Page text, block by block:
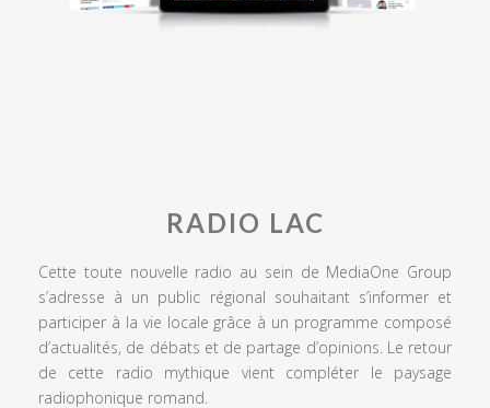
RADIO LAC
Cette toute nouvelle radio au sein de MediaOne Group
s’adresse à un public régional souhaitant s’informer et
participer à la vie locale grâce à un programme composé
d’actualités, de débats et de partage d’opinions. Le retour
de cette radio mythique vient compléter le paysage
radiophonique romand.